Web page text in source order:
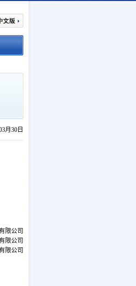
月30日
限公司
限公司
限公司